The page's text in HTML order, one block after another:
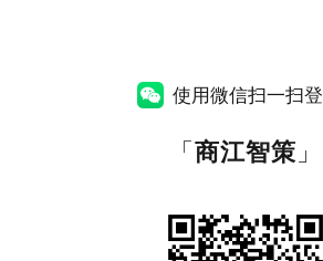
使用微信扫一扫
「商江智策 」